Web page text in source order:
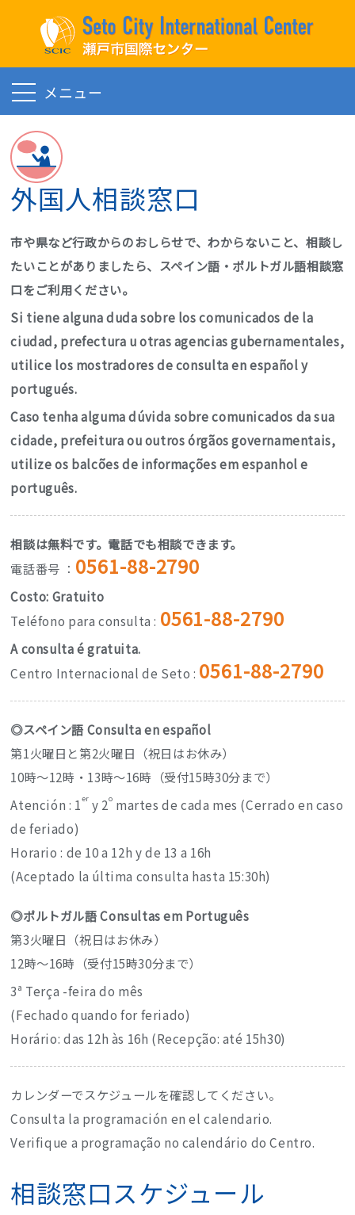
外国人相談窓口
市や県など行政からのおしらせで、わからないこと、相談し
たいことがありましたら、スペイン語・ポルトガル語相談窓
口をご利用ください。
Si tiene alguna duda sobre los comunicados de la
ciudad, prefectura u otras agencias gubernamentales,
utilice los mostradores de consulta en español y
portugués.
Caso tenha alguma dúvida sobre comunicados da sua
cidade, prefeitura ou outros órgãos governamentais,
utilize os balcões de informações em espanhol e
português.
相談は無料です。電話でも相談できます。
電話番号 ： 0561-88-2790
Costo: Gratuito
Teléfono para consulta : 0561-88-2790
A consulta é gratuita.
Centro Internacional de Seto : 0561-88-2790
◎スペイン語 Consulta en español
第1火曜日と第2火曜日（祝日はお休み）
10時～12時・13時～16時（受付15時30分まで）
Atención : 1er y 2o martes de cada mes (Cerrado en caso
de feriado)
Horario : de 10 a 12h y de 13 a 16h
(Aceptado la última consulta hasta 15:30h)
◎ポルトガル語 Consultas em Português
第3火曜日（祝日はお休み）
12時～16時（受付15時30分まで）
3ª Terça -feira do mês
(Fechado quando for feriado)
Horário: das 12h às 16h (Recepção: até 15h30)
カレンダーでスケジュールを確認してください。
Consulta la programación en el calendario.
Verifique a programação no calendário do Centro.
相談窓口スケジュール
English
Tiếng Việt
Japanese
最新情報
外国人のひとへ
keyboard_arrow_down
瀬戸市安全安心情報
瀬戸市国際センターの活動
カレンダー